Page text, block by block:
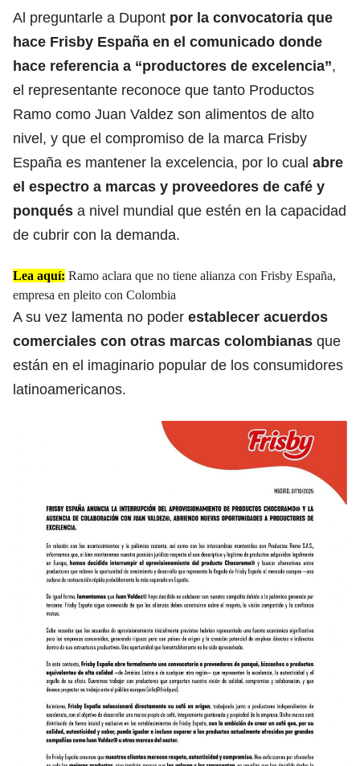
Al preguntarle a Dupont por la convocatoria que
hace Frisby España en el comunicado donde
hace referencia a “productores de excelencia”,
el representante reconoce que tanto Productos
Ramo como Juan Valdez son alimentos de alto
nivel, y que el compromiso de la marca Frisby
España es mantener la excelencia, por lo cual abre
el espectro a marcas y proveedores de café y
ponqués a nivel mundial que estén en la capacidad
de cubrir con la demanda.
Lea aquí: Ramo aclara que no tiene alianza con Frisby España,
empresa en pleito con Colombia
A su vez lamenta no poder establecer acuerdos
comerciales con otras marcas colombianas que
están en el imaginario popular de los consumidores
latinoamericanos.